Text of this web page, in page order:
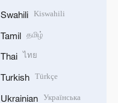
Swahili Kiswahili
Tamil தமிழ்
Thai ไทย
Turkish Türkçe
Ukrainian Українська